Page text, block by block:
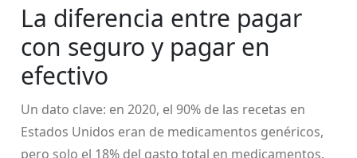
La diferencia entre pagar
con seguro y pagar en
efectivo
Un dato clave: en 2020, el 90% de las recetas en
Estados Unidos eran de medicamentos genéricos,
pero solo el 18% del gasto total en medicamentos.